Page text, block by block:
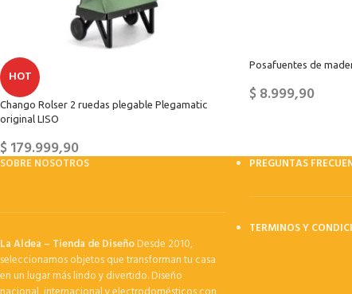
HOT
Chango Rolser 2 ruedas plegable Plegamatic
original LISO
$179.999,90
Posafuentes de
$8.999,90
SOBRE NOSOTROS
La Aldea – Tienda de DiseñoDesde 2010,
seleccionamos objetos que transforman tu casa
en un lugar más lindo y divertido. Diseño
PREGUNTAS
TERMINOS Y